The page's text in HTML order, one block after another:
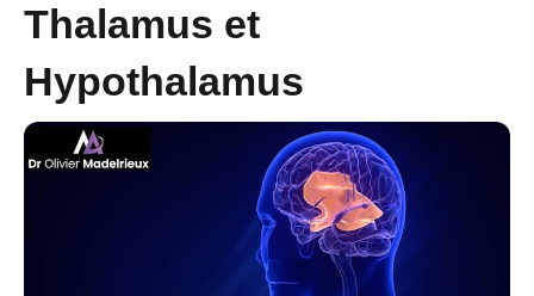
Thalamus et
Hypothalamus